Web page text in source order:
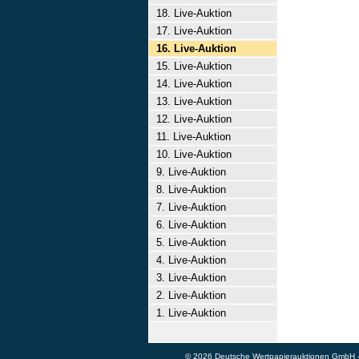
18. Live-Auktion
17. Live-Auktion
16. Live-Auktion
15. Live-Auktion
14. Live-Auktion
13. Live-Auktion
12. Live-Auktion
11. Live-Auktion
10. Live-Auktion
9. Live-Auktion
8. Live-Auktion
7. Live-Auktion
6. Live-Auktion
5. Live-Auktion
4. Live-Auktion
3. Live-Auktion
2. Live-Auktion
1. Live-Auktion
© 2026 Deutsche Wertpapierauktionen GmbH